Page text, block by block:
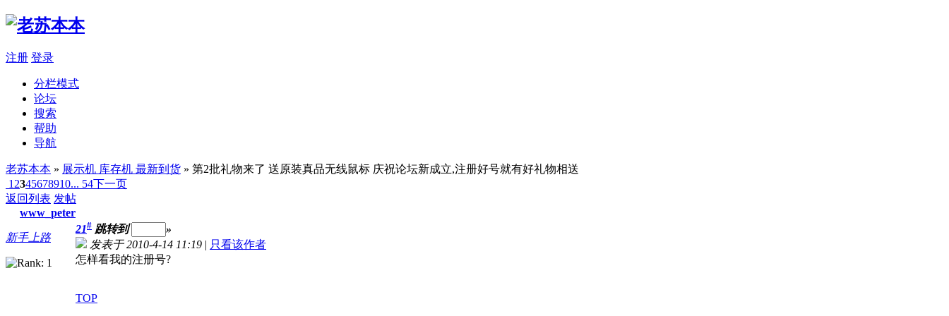
注册 登录
分栏模式
论坛
搜索
帮助
导航
老苏本本 » 展示机 库存机 最新到货 » 第2批礼物来了 送原装真品无线鼠标 庆祝论坛新成立,注册好号就有好礼物相送
1 2345678910... 54下一页
返回列表 发帖
www_peter
新手上路
21# 跳转到
»
发表于 2010-4-14 11:19 | 只看该作者
怎样看我的注册号?
TOP